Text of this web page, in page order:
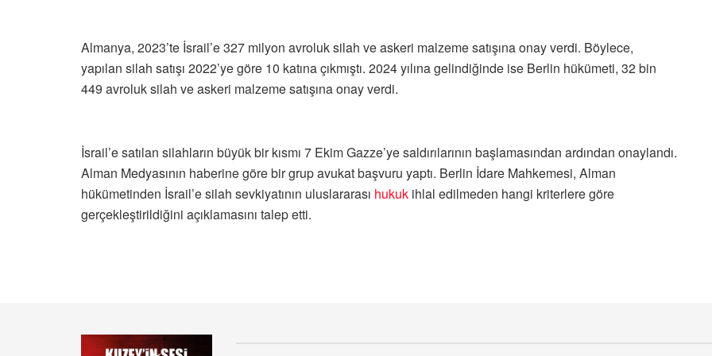
Almanya, 2023’te İsrail’e 327 milyon avroluk silah ve askeri malzeme satışına onay verdi. Böylece,
yapılan silah satışı 2022’ye göre 10 katına çıkmıştı. 2024 yılına gelindiğinde ise Berlin hükümeti, 32 bin
449 avroluk silah ve askeri malzeme satışına onay verdi.
İsrail’e satılan silahların büyük bir kısmı 7 Ekim Gazze’ye saldırılarının başlamasından ardından onaylandı.
Alman Medyasının haberine göre bir grup avukat başvuru yaptı. Berlin İdare Mahkemesi, Alman
hükümetinden İsrail’e silah sevkiyatının uluslararası hukuk ihlal edilmeden hangi kriterlere göre
gerçekleştirildiğini açıklamasını talep etti.